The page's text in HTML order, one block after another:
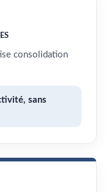
consolidation
sans